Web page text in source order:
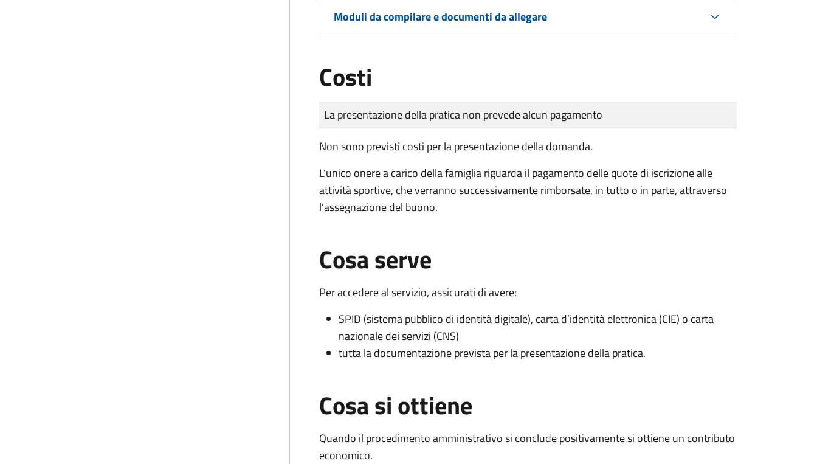
Moduli da compilare e documenti da allegare
Costi
Tipo di pagamento
Importo
La presentazione della pratica non prevede alcun pagamento
Non sono previsti costi per la presentazione della domanda.
L’unico onere a carico della famiglia riguarda il pagamento delle quote di iscrizione alle
attività sportive, che verranno successivamente rimborsate, in tutto o in parte, attraverso
l’assegnazione del buono.
Cosa serve
Per accedere al servizio, assicurati di avere:
SPID (sistema pubblico di identità digitale), carta d’identità elettronica (CIE) o carta
nazionale dei servizi (CNS)
tutta la documentazione prevista per la presentazione della pratica.
Cosa si ottiene
Quando il procedimento amministrativo si conclude positivamente si ottiene un contributo
economico.